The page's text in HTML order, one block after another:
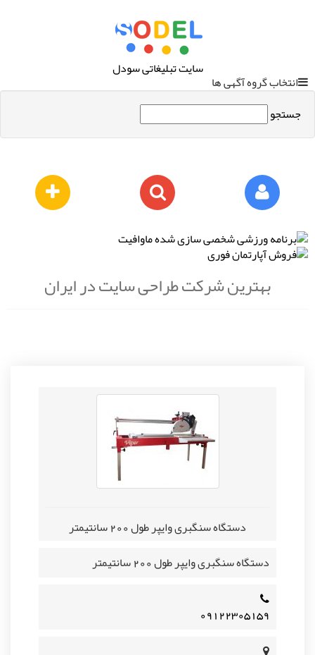
سایت تبلیغاتی سودل
انتخاب گروه آگهی ها
جستجو
بهترین شرکت طراحی سایت در ایران
دستگاه سنگبری وایپر طول 200 سانتیمتر
دستگاه سنگبری وایپر طول 200 سانتیمتر
۰۹۱۲۲۳۰۵۱۵۹